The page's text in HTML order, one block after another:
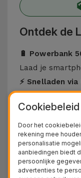
Ontdek de
🔋 Powerbank
Laad je
⚡ Snelladen via
Dankzij deze
apparaten
MagSafe-
apparatuur
🧲 Premium
Elegante en
Cookiebeleid
Door het
rekening mee
personalisatie
aanbiedingen biedt
persoonlijke
advertenties te